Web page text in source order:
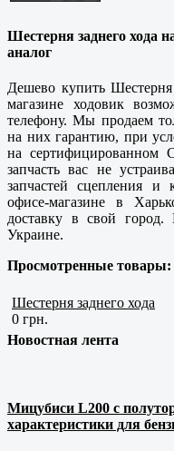
Шестерня заднего хода
аналог
Дешево купить Шестерня
магазине ходовик
телефону. Мы продаем
на них гарантию, при
на сертифицированном
запчасть вас не
запчастей сцепления и
офисе-магазине в
доставку в свой
Украине.
Просмотренные товары:
Шестерня заднего хода
0 грн.
Новостная лента
Мицубиси L200 с
характеристики для